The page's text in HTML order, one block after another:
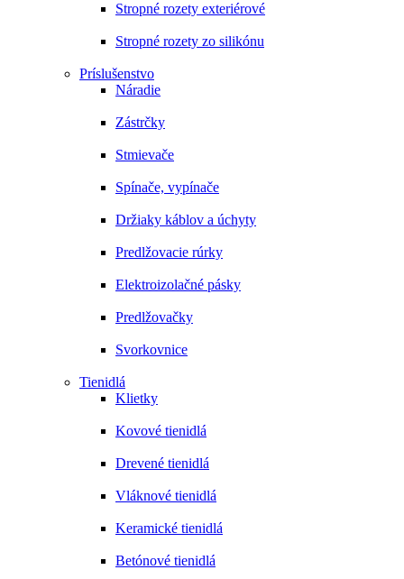
Stropné rozety exteriérové
Stropné rozety zo silikónu
Príslušenstvo
Náradie
Zástrčky
Stmievače
Spínače, vypínače
Držiaky káblov a úchyty
Predlžovacie rúrky
Elektroizolačné pásky
Predlžovačky
Svorkovnice
Tienidlá
Klietky
Kovové tienidlá
Drevené tienidlá
Vláknové tienidlá
Keramické tienidlá
Betónové tienidlá